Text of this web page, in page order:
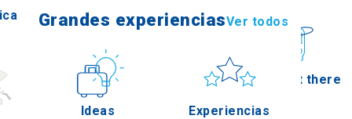
Imathia
Cultura
How to get there
Grandes experienciasVer todos
Ideas Experiencias